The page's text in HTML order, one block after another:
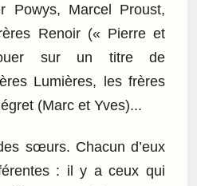
Powys, Marcel Proust,
Renoir (« Pierre et
sur un titre de
Lumières, les frères
(Marc et Yves)...
sœurs. Chacun d’eux
: il y a ceux qui